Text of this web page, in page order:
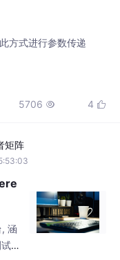
方式进行参数传递
5706  4 
矩阵
涵
等